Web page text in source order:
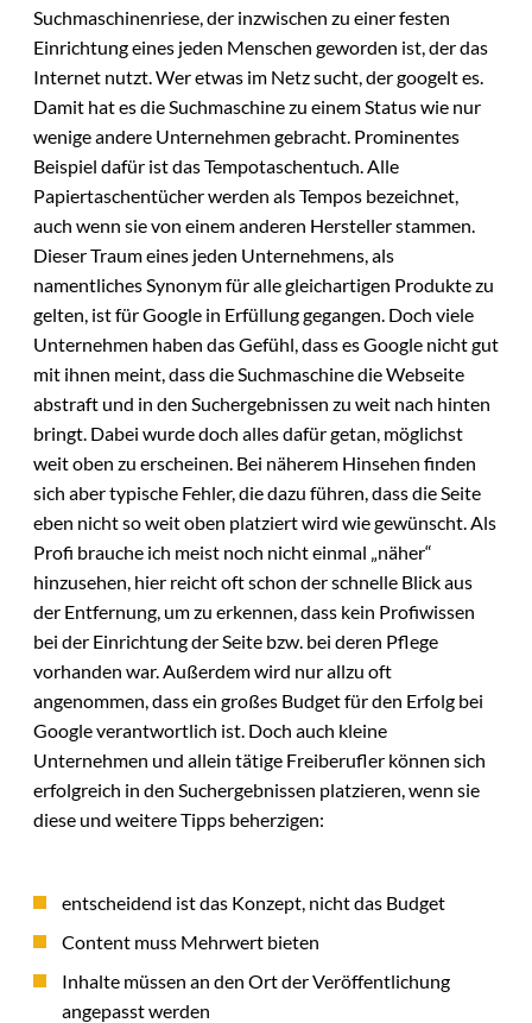
Suchmaschinenriese, der inzwischen zu einer festen
Einrichtung eines jeden Menschen geworden ist, der das
Internet nutzt. Wer etwas im Netz sucht, der googelt es.
Damit hat es die Suchmaschine zu einem Status wie nur
wenige andere Unternehmen gebracht. Prominentes
Beispiel dafür ist das Tempotaschentuch. Alle
Papiertaschentücher werden als Tempos bezeichnet,
auch wenn sie von einem anderen Hersteller stammen.
Dieser Traum eines jeden Unternehmens, als
namentliches Synonym für alle gleichartigen Produkte zu
gelten, ist für Google in Erfüllung gegangen. Doch viele
Unternehmen haben das Gefühl, dass es Google nicht gut
mit ihnen meint, dass die Suchmaschine die Webseite
abstraft und in den Suchergebnissen zu weit nach hinten
bringt. Dabei wurde doch alles dafür getan, möglichst
weit oben zu erscheinen. Bei näherem Hinsehen finden
sich aber typische Fehler, die dazu führen, dass die Seite
eben nicht so weit oben platziert wird wie gewünscht. Als
Profi brauche ich meist noch nicht einmal „näher“
hinzusehen, hier reicht oft schon der schnelle Blick aus
der Entfernung, um zu erkennen, dass kein Profiwissen
bei der Einrichtung der Seite bzw. bei deren Pflege
vorhanden war. Außerdem wird nur allzu oft
angenommen, dass ein großes Budget für den Erfolg bei
Google verantwortlich ist. Doch auch kleine
Unternehmen und allein tätige Freiberufler können sich
erfolgreich in den Suchergebnissen platzieren, wenn sie
diese und weitere Tipps beherzigen:
entscheidend ist das Konzept, nicht das Budget
Content muss Mehrwert bieten
Inhalte müssen an den Ort der Veröffentlichung
angepasst werden